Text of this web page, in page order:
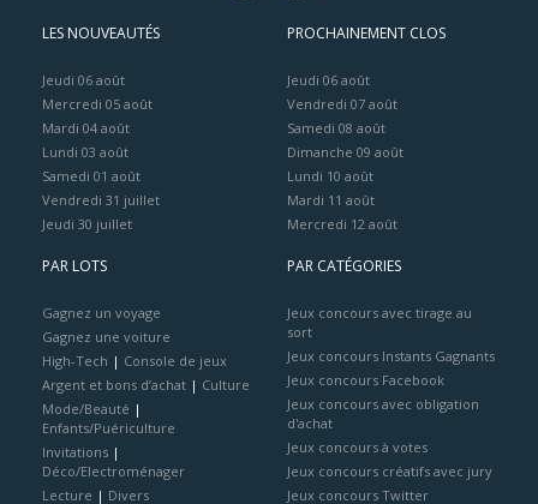
LES NOUVEAUTÉS
Jeudi 06 août
Mercredi 05 août
Mardi 04 août
Lundi 03 août
Samedi 01 août
Vendredi 31 juillet
Jeudi 30 juillet
PROCHAINEMENT CLOS
Jeudi 06 août
Vendredi 07 août
Samedi 08 août
Dimanche 09 août
Lundi 10 août
Mardi 11 août
Mercredi 12 août
PAR LOTS
Gagnez un voyage
Gagnez une voiture
High-Tech | Console de jeux
Argent et bons d’achat | Culture
Mode/Beauté |
Enfants/Puériculture
Invitations |
Déco/Electroménager
Lecture | Divers
PAR CATÉGORIES
Jeux concours avec tirage au
sort
Jeux concours Instants Gagnants
Jeux concours Facebook
Jeux concours avec obligation
d'achat
Jeux concours à votes
Jeux concours créatifs avec jury
Jeux concours Twitter